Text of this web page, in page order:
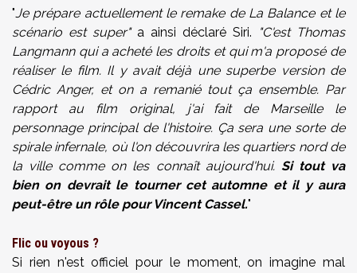
"Je prépare actuellement le remake de La Balance et le
scénario est super" a ainsi déclaré Siri. "C'est Thomas
Langmann qui a acheté les droits et qui m'a proposé de
réaliser le film. Il y avait déjà une superbe version de
Cédric Anger, et on a remanié tout ça ensemble. Par
rapport au film original, j'ai fait de Marseille le
personnage principal de l'histoire. Ça sera une sorte de
spirale infernale, où l'on découvrira les quartiers nord de
la ville comme on les connaît aujourd'hui. Si tout va
bien on devrait le tourner cet automne et il y aura
peut-être un rôle pour Vincent Cassel."
Flic ou voyous ?
Si rien n'est officiel pour le moment, on imagine mal